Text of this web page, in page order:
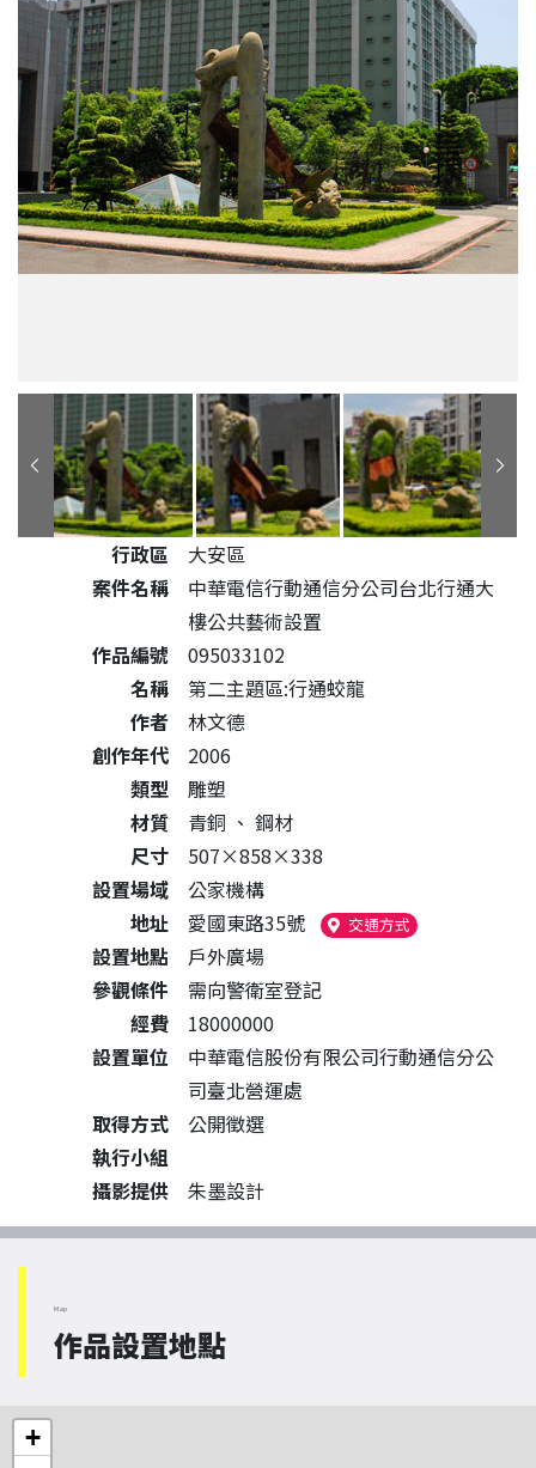
公共藝術作品詳細資料
行政區
大安區
案件名稱
中華電信行動通信分公司台北行通大
樓公共藝術設置
作品編號
095033102
名稱
第二主題區:行通蛟龍
作者
林文德
創作年代
2006
類型
雕塑
材質
青銅 、 鋼材
尺寸
507×858×338
設置場域
公家機構
地址
愛國東路35號 交通方式（另開新視窗）
設置地點
戶外廣場
參觀條件
需向警衛室登記
經費
18000000
設置單位
中華電信股份有限公司行動通信分公
司臺北營運處
取得方式
公開徵選
執行小組
攝影提供
朱墨設計
Map
作品設置地點
+